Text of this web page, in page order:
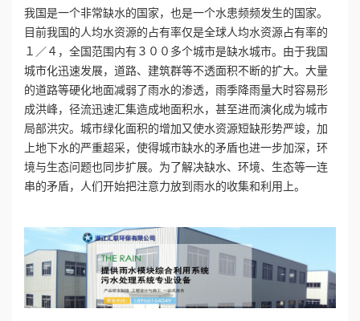
们
我国是一个非常缺水的国家，也是一个水患频频发生的国家。
目前我国的人均水资源的占有率仅是全球人均水资源占有率的
１／４，全国范围内有３００多个城市是缺水城市。由于我国
城市化迅速发展，道路、建筑群等不透面积不断的扩大。大量
的道路等硬化地面减弱了雨水的渗透，雨季降雨量大时容易形
成洪峰，径流迅速汇集造成地面积水，甚至进而演化成为城市
局部洪灾。城市绿化面积的增加又使水资源短缺形势严竣，加
上地下水的严重超采，使得城市缺水的矛盾也进一步加深，环
境与生态问题也同步扩展。为了解决缺水、环境、生态等一连
串的矛盾，人们开始把注意力放到雨水的收集和利用上。